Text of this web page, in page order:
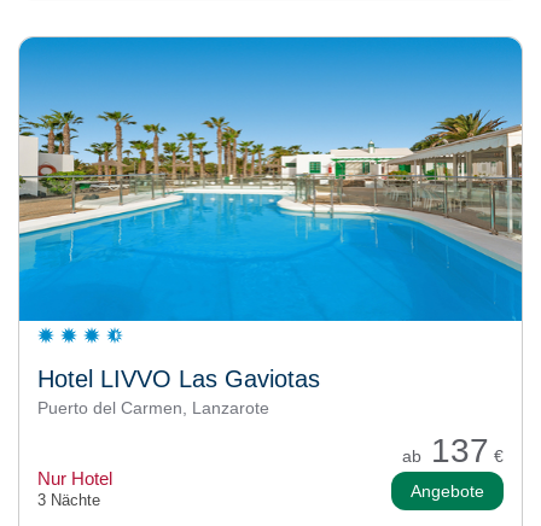
Hotel LIVVO Las Gaviotas
Puerto del Carmen, Lanzarote
ab 137 €
Nur Hotel
3 Nächte Angebote